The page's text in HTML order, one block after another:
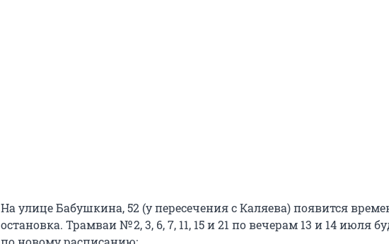
На улице Бабушкина, 52 (у пересечения с Каляева) появится
остановка. Трамваи № 2, 3, 6, 7, 11, 15 и 21 по вечерам 13 и 14 июля